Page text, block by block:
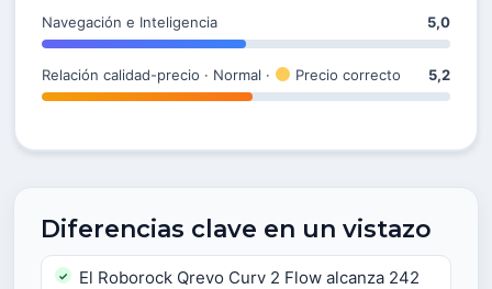
Navegación e Inteligencia 5,0
Relación calidad-precio · Normal · Precio correcto 5,2
Diferencias clave en un vistazo
El Roborock Qrevo Curv 2 Flow alcanza 242